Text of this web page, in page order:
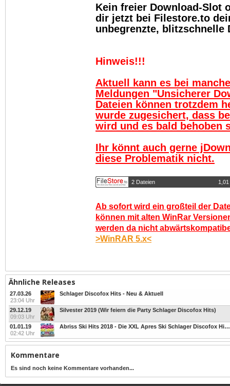
Kein freier Download-Slot
dir jetzt bei Filestore.to
unbegrenzte, blitzschnelle
Hinweis!!!
Aktuell kann es bei
Meldungen "Unsicherer
Dateien können trotzdem
wurde zugesichert, dass
wird und es bald behoben
Ihr könnt auch gerne
diese Problematik nicht.
2 Dateien
Ab sofort wird ein großteil der
können mit alten WinRar
werden da nicht
>WinRAR 5.x<
Ähnliche Releases
27.03.26
23:04 Uhr
Schlager Discofox Hits - Neu & Aktuell
29.12.19
09:03 Uhr
Silvester 2019 (Wir feiern die Party Schlager Discofox Hits)
01.01.19
02:42 Uhr
Abriss Ski Hits 2018 - Die XXL Apres Ski Schlager Discofox Hits bis zum Karneval und Fasching 2019
Kommentare
Es sind noch keine Kommentare vorhanden...